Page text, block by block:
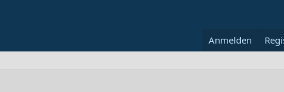
Anmelden